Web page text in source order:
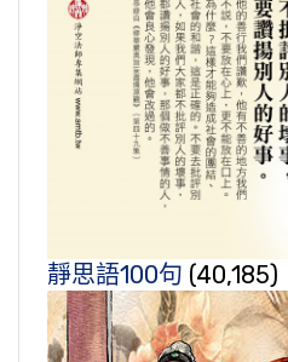
靜思語100句 (40,185)